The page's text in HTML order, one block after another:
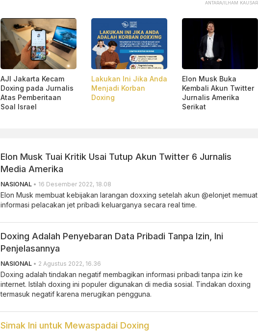
AJI Jakarta Kecam
Doxing pada Jurnalis
Atas Pemberitaan
Soal Israel
Lakukan Ini Jika Anda
Menjadi Korban
Doxing
Elon Musk Buka
Kembali Akun Twitter
Jurnalis Amerika
Serikat
Elon Musk Tuai Kritik Usai Tutup Akun Twitter 6 Jurnalis
Media Amerika
NASIONAL • 16 Desember 2022, 18.08
Elon Musk membuat kebijakan larangan doxxing setelah akun @elonjet memuat
informasi pelacakan jet pribadi keluarganya secara real time.
Doxing Adalah Penyebaran Data Pribadi Tanpa Izin, Ini
Penjelasannya
NASIONAL • 2 Agustus 2022, 16.36
Doxing adalah tindakan negatif membagikan informasi pribadi tanpa izin ke
internet. Istilah doxing ini populer digunakan di media sosial. Tindakan doxing
termasuk negatif karena merugikan pengguna.
Simak Ini untuk Mewaspadai Doxing